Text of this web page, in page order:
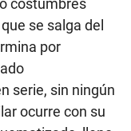
se salga del
por
serie, sin ningún
ocurre con su